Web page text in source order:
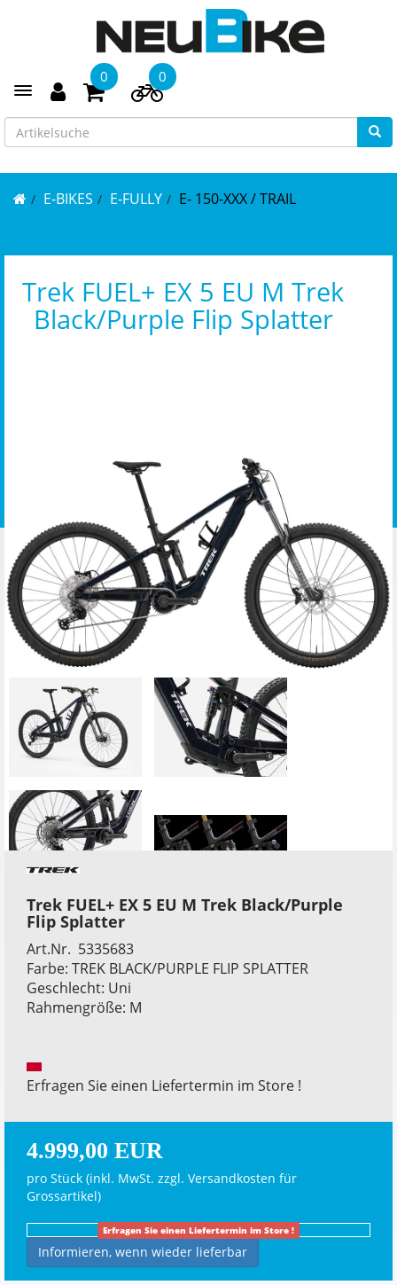
Toggle navigation
0 0
E-BIKES E-FULLY E- 150-XXX / TRAIL
Trek FUEL+ EX 5 EU M Trek
Black/Purple Flip Splatter
Trek FUEL+ EX 5 EU M Trek Black/Purple
Flip Splatter
Art.Nr. 5335683
Farbe: TREK BLACK/PURPLE FLIP SPLATTER
Geschlecht: Uni
Rahmengröße: M
Erfragen Sie einen Liefertermin im Store !
4.999,00 EUR
pro Stück (inkl. MwSt. zzgl. Versandkosten für
Grossartikel)
Erfragen Sie einen Liefertermin im Store !
Informieren, wenn wieder lieferbar